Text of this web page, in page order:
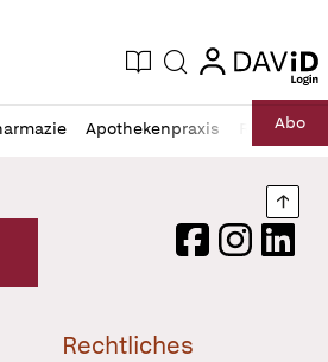
Zeitung
Aktuelle Ausgabe
Suche login
login
Apothekenpraxis RechtAbo
Verlag Logo
FacebookInstagram
Rechtliches